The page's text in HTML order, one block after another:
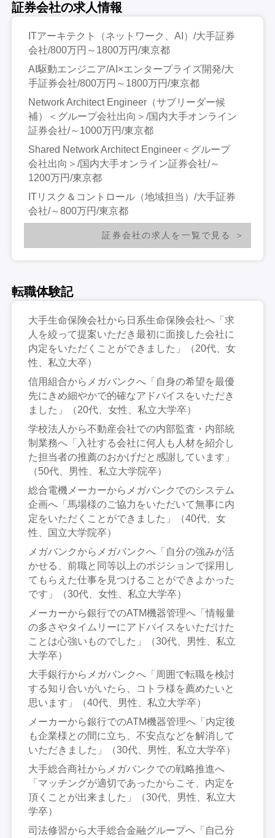
証券会社の求人情報
ITアーキテクト（ネットワーク、AI）/大手証券
会社/800万円～1800万円/東京都
AI駆動エンジニア/AI×エンタープライズ開発/大
手証券会社/800万円～1800万円/東京都
Network Architect Engineer（サブリーダー候
補）＜グループ会社出向＞/国内大手オンライン
証券会社/～1000万円/東京都
Shared Network Architect Engineer＜グループ
会社出向＞/国内大手オンライン証券会社/～
1200万円/東京都
ITリスク＆コントロール（地域担当）/大手証券
会社/～800万円/東京都
証券会社の求人を一覧で見る
転職体験記
大手生命保険会社から日系生命保険会社へ「求
人を絞って提案いただき最初に面接した会社に
内定をいただくことができました」（20代、女
性、私立大卒）
信用組合からメガバンクへ「自身の希望を最優
先にきめ細やかで的確なアドバイスをいただき
ました」（20代、女性、私立大学卒）
学校法人から不動産会社での内部監査・内部統
制業務へ「入社する会社に何人も人材を紹介し
た担当者の推薦のおかげだと感謝しています」
（50代、男性、私立大学院卒）
総合電機メーカーからメガバンクでのシステム
企画へ「馬場様のご協力をいただいて無事に内
定をいただくことができました」（40代、女
性、国立大学院卒）
メガバンクからメガバンクへ「自分の強みが活
かせる、前職と同等以上のポジションで採用し
てもらえた仕事を見つけることができよかった
です」（30代、女性、私立大学卒）
メーカーから銀行でのATM機器管理へ「情報量
の多さやタイムリーにアドバイスをいただけた
ことは心強いものでした」（30代、男性、私立
大学卒）
大手銀行からメガバンクへ「周囲で転職を検討
する知り合いがいたら、コトラ様を薦めたいと
思います」（40代、男性、私立大学卒）
メーカーから銀行でのATM機器管理へ「内定後
も企業様との間に立ち、不安点などを解消して
いただきました」（30代、男性、私立大学卒）
大手総合商社からメガバンクでの戦略推進へ
「マッチングが適切であったからこそ、内定を
頂くことが出来ました」（30代、男性、私立大
学卒）
司法修習から大手総合金融グループへ「自己分